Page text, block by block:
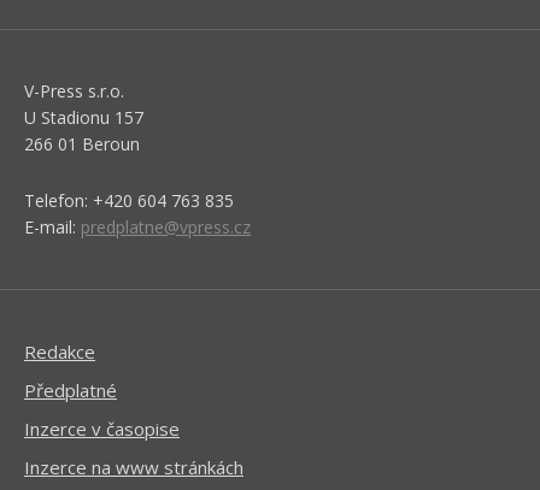
V-Press s.r.o.
U Stadionu 157
266 01 Beroun
Telefon: +420 604 763 835
E-mail: predplatne@vpress.cz
Redakce
Předplatné
Inzerce v časopise
Inzerce na www stránkách